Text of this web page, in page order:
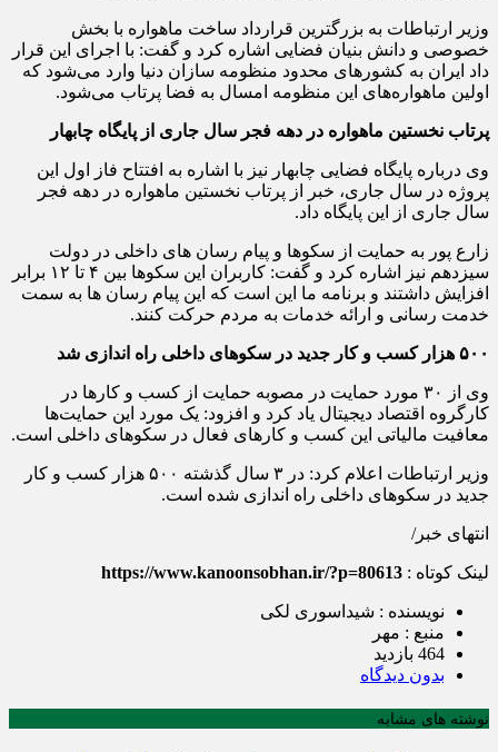
وزیر ارتباطات به بزرگترین قرارداد ساخت ماهواره با بخش
خصوصی و دانش بنیان فضایی اشاره کرد و گفت: با اجرای این قرار
داد ایران به کشورهای محدود منظومه سازان دنیا وارد می‌شود که
اولین ماهواره‌های این منظومه امسال به فضا پرتاب می‌شود.
پرتاب نخستین ماهواره در دهه فجر سال جاری از پایگاه چابهار
وی درباره پایگاه فضایی چابهار نیز با اشاره به افتتاح فاز اول این
پروژه در سال جاری، خبر از پرتاب نخستین ماهواره در دهه فجر
سال جاری از این پایگاه داد.
زارع پور به حمایت از سکوها و پیام رسان های داخلی در دولت
سیزدهم نیز اشاره کرد و گفت: کاربران این سکوها بین ۴ تا ۱۲ برابر
افزایش داشتند و برنامه ما این است که این پیام رسان ها به سمت
خدمت رسانی و ارائه خدمات به مردم حرکت کنند.
۵۰۰ هزار کسب و کار جدید در سکوهای داخلی راه اندازی شد
وی از ۳۰ مورد حمایت در مصوبه حمایت از کسب و کارها در
کارگروه اقتصاد دیجیتال یاد کرد و افزود: یک مورد این حمایت‌ها
معافیت مالیاتی این کسب و کارهای فعال در سکوهای داخلی است.
وزیر ارتباطات اعلام کرد: در ۳ سال گذشته ۵۰۰ هزار کسب و کار
جدید در سکوهای داخلی راه اندازی شده است.
انتهای خبر/
لینک کوتاه : https://www.kanoonsobhan.ir/?p=80613
نویسنده : شیداسوری لکی
منبع : مهر
464 بازدید
بدون دیدگاه
نوشته های مشابه